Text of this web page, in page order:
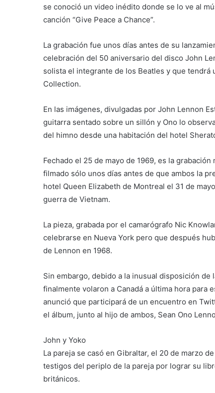
se conoció un video inédito donde se lo ve al
canción “Give Peace a Chance”.
La grabación fue unos días antes de su
celebración del 50 aniversario del disco John
solista el integrante de los Beatles y que
Collection.
En las imágenes, divulgadas por John Lennon
guitarra sentado sobre un sillón y Ono lo
del himno desde una habitación del hotel
Fechado el 25 de mayo de 1969, es la
filmado sólo unos días antes de que ambos la
hotel Queen Elizabeth de Montreal el 31 de
guerra de Vietnam.
La pieza, grabada por el camarógrafo Nic
celebrarse en Nueva York pero que después
de Lennon en 1968.
Sin embargo, debido a la inusual disposición de
finalmente volaron a Canadá a última hora para
anunció que participará de un encuentro en
el álbum, junto al hijo de ambos, Sean Ono
John y Yoko
La pareja se casó en Gibraltar, el 20 de marzo
testigos del periplo de la pareja por lograr su
británicos.